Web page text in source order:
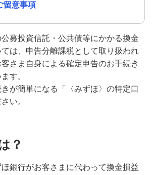
イト一覧
留意事項
募投資信託・公共債等にかかる換金
は、申告分離課税として取り扱われ
さま自身による確定申告のお手続き
す。
が簡単になる「〈みずほ〉の特定口
い。
？
銀行がお客さまに代わって換金損益